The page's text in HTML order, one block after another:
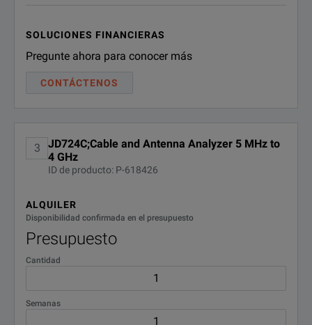
SOLUCIONES FINANCIERAS
Pregunte ahora para conocer más
CONTÁCTENOS
3
JD724C;Cable and Antenna Analyzer 5 MHz to
4 GHz
ID de producto: P-618426
ALQUILER
Disponibilidad confirmada en el presupuesto
Presupuesto
Cantidad
Semanas
JD723C
JD726C